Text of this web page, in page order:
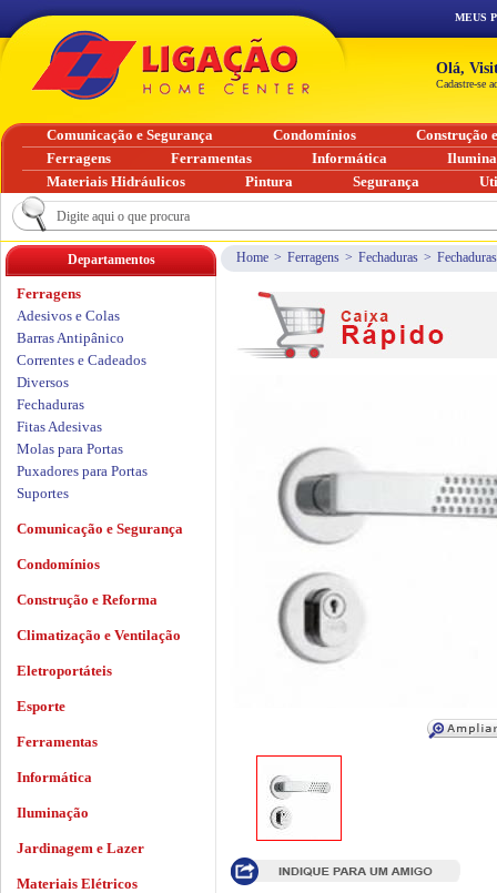
Home > Ferragens > Fechaduras >
Departamentos
Ferragens
Adesivos e Colas
Barras Antipânico
Correntes e Cadeados
Diversos
Fechaduras
Fitas Adesivas
Molas para Portas
Puxadores para Portas
Suportes
Comunicação e Segurança
Condomínios
Construção e Reforma
Climatização e Ventilação
Eletroportáteis
Esporte
Ferramentas
Informática
Iluminação
Jardinagem e Lazer
Materiais Elétricos
MEUS
Olá,
Cadastre-se
Comunicação e Segurança Condomínios
Construção
Ferragens
Ferramentas Informática
Materiais Hidráulicos
Pintura Segurança